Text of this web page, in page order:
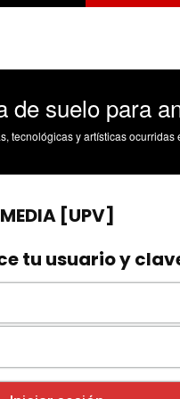
para análisis
ocurridas en los tres